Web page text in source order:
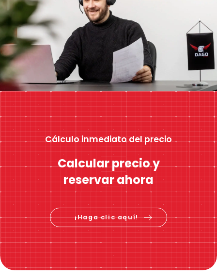
Cálculo inmediato del precio
Calcular precio y
reservar ahora
¡Haga clic aquí!